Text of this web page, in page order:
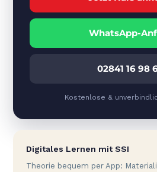
WhatsApp-
02841 16 98
Kostenlose &
Digitales Lernen mit SSI
Theorie bequem per App: